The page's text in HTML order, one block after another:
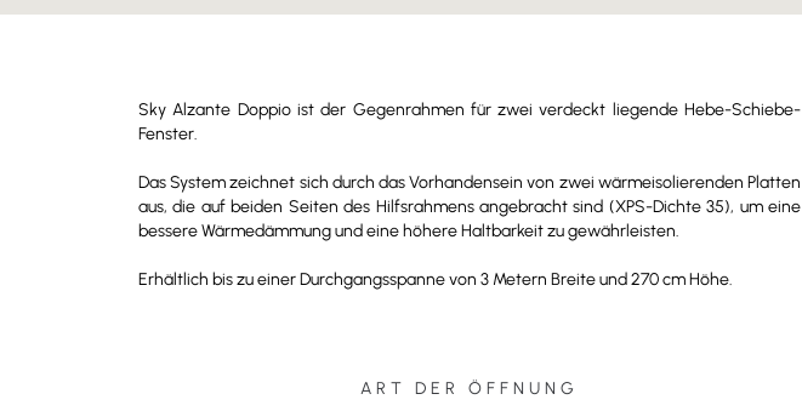
Sky Alzante Doppio ist der Gegenrahmen für zwei verdeckt liegende Hebe-Schiebe-
Fenster.
Das System zeichnet sich durch das Vorhandensein von zwei wärmeisolierenden Platten
aus, die auf beiden Seiten des Hilfsrahmens angebracht sind (XPS-Dichte 35), um eine
bessere Wärmedämmung und eine höhere Haltbarkeit zu gewährleisten.
Erhältlich bis zu einer Durchgangsspanne von 3 Metern Breite und 270 cm Höhe.
ART DER ÖFFNUNG